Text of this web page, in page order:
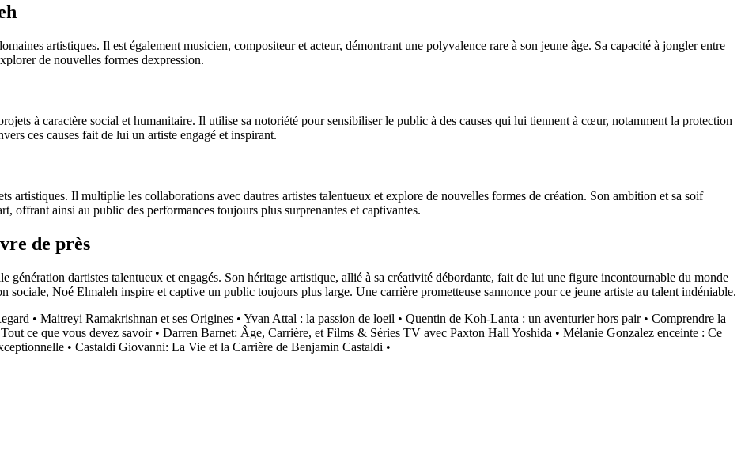
artistiques. Il est également musicien, compositeur et acteur, démontrant une polyvalence rare à son jeune âge. Sa capacité à jongler entre
de nouvelles formes dexpression.
à caractère social et humanitaire. Il utilise sa notoriété pour sensibiliser le public à des causes qui lui tiennent à cœur, notamment la protection
ces causes fait de lui un artiste engagé et inspirant.
artistiques. Il multiplie les collaborations avec dautres artistes talentueux et explore de nouvelles formes de création. Son ambition et sa soif
offrant ainsi au public des performances toujours plus surprenantes et captivantes.
de près
dartistes talentueux et engagés. Son héritage artistique, allié à sa créativité débordante, fait de lui une figure incontournable du monde
sociale, Noé Elmaleh inspire et captive un public toujours plus large. Une carrière prometteuse sannonce pour ce jeune artiste au talent indéniable.
• Maitreyi Ramakrishnan et ses Origines • Yvan Attal : la passion de loeil • Quentin de Koh-Lanta : un aventurier hors pair• Comprendre la
ce que vous devez savoir• Darren Barnet: Âge, Carrière, et Films & Séries TV avec Paxton Hall Yoshida • Mélanie Gonzalez enceinte : Ce
• Castaldi Giovanni: La Vie et la Carrière de Benjamin Castaldi •